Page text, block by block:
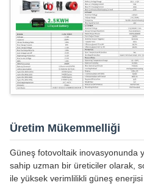
Üretim Mükemmelliği
Güneş fotovoltaik inovasyonunda
sahip uzman bir üreticiler olarak,
ile yüksek verimlilikli güneş